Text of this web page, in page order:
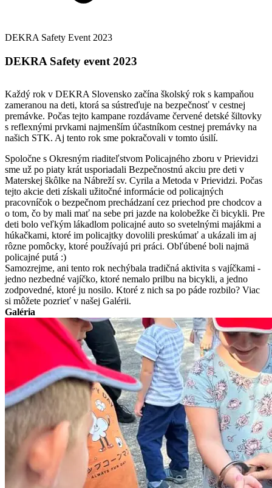
DEKRA Safety Event 2023
DEKRA Safety event 2023
Každý rok v DEKRA Slovensko začína školský rok s kampaňou
zameranou na deti, ktorá sa sústreďuje na bezpečnosť v cestnej
premávke. Počas tejto kampane rozdávame červené detské šiltovky
s reflexnými prvkami najmenším účastníkom cestnej premávky na
našich STK. Aj tento rok sme pokračovali v tomto úsilí.
Spoločne s Okresným riaditeľstvom Policajného zboru v Prievidzi
sme už po piaty krát usporiadali Bezpečnostnú akciu pre deti v
Materskej škôlke na Nábreží sv. Cyrila a Metoda v Prievidzi. Počas
tejto akcie deti získali užitočné informácie od policajných
pracovníčok o bezpečnom prechádzaní cez priechod pre chodcov a
o tom, čo by mali mať na sebe pri jazde na kolobežke či bicykli. Pre
deti bolo veľkým lákadlom policajné auto so svetelnými majákmi a
húkačkami, ktoré im policajtky dovolili preskúmať a ukázali im aj
rôzne pomôcky, ktoré používajú pri práci. Obľúbené boli najmä
policajné putá :)
Samozrejme, ani tento rok nechýbala tradičná aktivita s vajíčkami -
jedno nezbedné vajíčko, ktoré nemalo prilbu na bicykli, a jedno
zodpovedné, ktoré ju nosilo. Ktoré z nich sa po páde rozbilo? Viac
si môžete pozrieť v našej Galérii.
Galéria